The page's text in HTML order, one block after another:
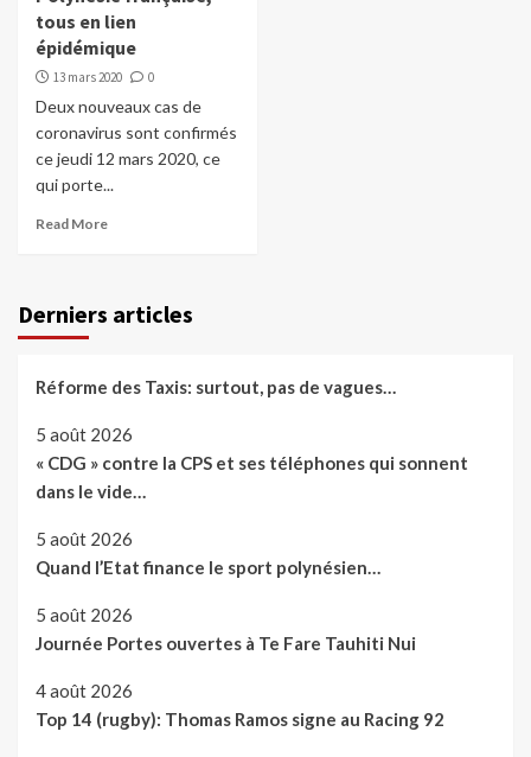
tous en lien
épidémique
13 mars 2020 0
Deux nouveaux cas de
coronavirus sont confirmés
ce jeudi 12 mars 2020, ce
qui porte...
Read More
Derniers articles
Réforme des Taxis: surtout, pas de vagues…
5 août 2026
« CDG » contre la CPS et ses téléphones qui sonnent
dans le vide…
5 août 2026
Quand l’Etat finance le sport polynésien…
5 août 2026
Journée Portes ouvertes à Te Fare Tauhiti Nui
4 août 2026
Top 14 (rugby): Thomas Ramos signe au Racing 92